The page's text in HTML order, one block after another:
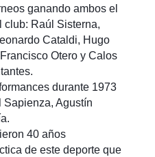
ganando ambos el
club: Raúl Sisterna,
Cataldi, Hugo
Otero y Calos
durante 1973
Sapienza, Agustín
40 años
de este deporte que